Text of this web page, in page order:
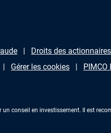
Droits des actionnaires
Gérer les cookies PIMCO
conseil en investissement. Il est